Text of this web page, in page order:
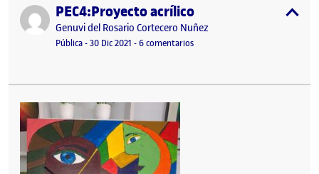
Publicado porPEC4:Proyecto acrílico
Publicado por
Genuvi del Rosario Cortecero Nuñez
Visibilidad:
Pública-Fecha de publicación
30 Dic 2021 -6 comentariosen PEC4:Proyecto acrílico